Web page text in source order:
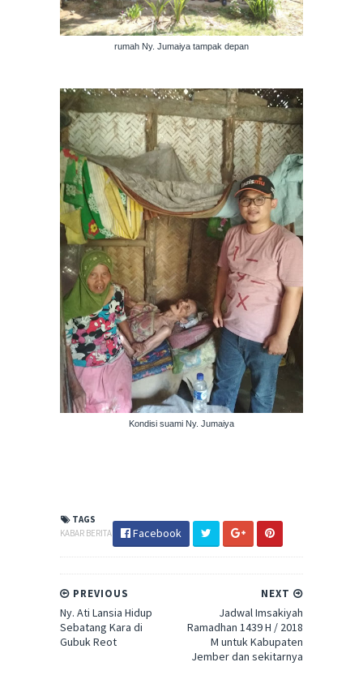
rumah Ny. Jumaiya tampak depan
Kondisi suami Ny. Jumaiya
TAGS
KABAR BERITA
Facebook
NEXT
Jadwal Imsakiyah
Ramadhan 1439 H / 2018
M untuk Kabupaten
Jember dan sekitarnya
PREVIOUS
Ny. Ati Lansia Hidup
Sebatang Kara di
Gubuk Reot